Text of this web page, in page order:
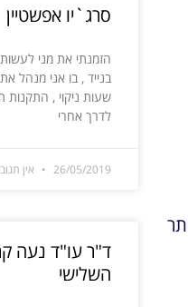
סרג`יו אפשטיין
הזמנתי את מני לעשות
בנייד , בו אני מנהל
שעות ניקוי , התקנות
לדרך אחרי
26/05/2019 אין
ד"ר עו"ד נעה
השלישי